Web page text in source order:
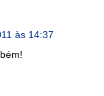
às 14:37